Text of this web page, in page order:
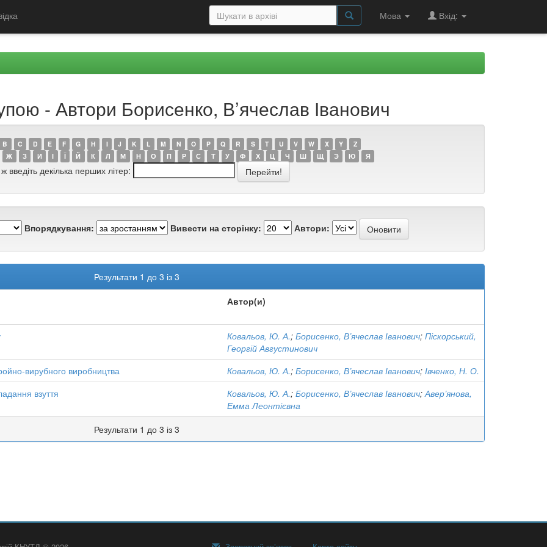
Мова Вхід:
- Автори Борисенко, В’ячеслав Іванович
B C D E F G H I J K L M N O P Q R S T U V W X Y
Z
Ж З И І Ї Й К Л М Н О П Р С Т У Ф Х Ц Ч Ш Щ Э Ю Я
введіть декілька перших літер:
Впорядкування: Вивести на сторінку: Автори:
Результати 1 до 3 із 3
Автор(и)
Ковальов, Ю. А.; Борисенко, В’ячеслав Іванович; Піскорський,
Георгій Августинович
вирубного виробництва Ковальов, Ю. А.; Борисенко, В’ячеслав Іванович; Івченко, Н. О.
взуття Ковальов, Ю. А.; Борисенко, В’ячеслав Іванович;Авер’янова,
Емма Леонтієвна
Результати 1 до 3 із 3